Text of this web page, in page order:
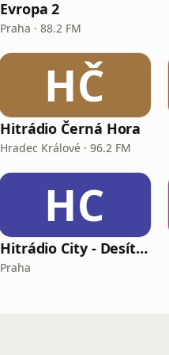
Evropa 2
Praha · 88.2 FM
HČ
Hitrádio Černá Hora
Hradec Králové · 96.2 FM
HC
Hitrádio City - Desítka
Praha